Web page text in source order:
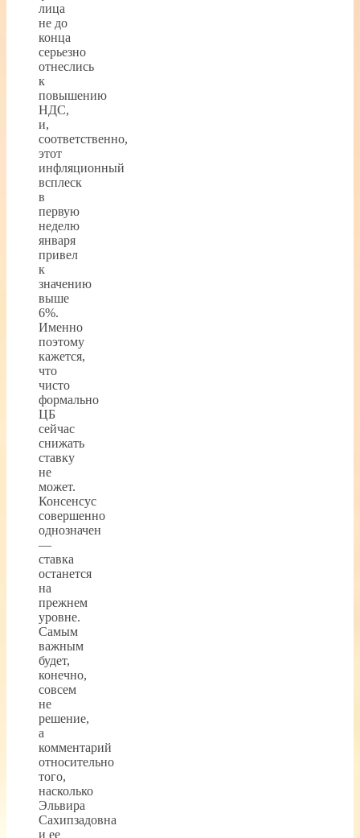
лица
не до
конца
серьезно
отнеслись
к
повышению
НДС,
и,
соответственно,
этот
инфляционный
всплеск
в
первую
неделю
января
привел
к
значению
выше
6%.
Именно
поэтому
кажется,
что
чисто
формально
ЦБ
сейчас
снижать
ставку
не
может.
Консенсус
совершенно
однозначен
—
ставка
останется
на
прежнем
уровне.
Самым
важным
будет,
конечно,
совсем
не
решение,
а
комментарий
относительно
того,
насколько
Эльвира
Сахипзадовна
и ее